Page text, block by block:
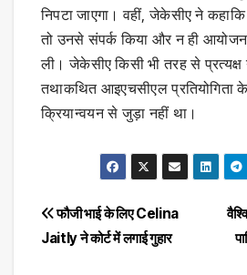
निपटा जाएगा। वहीं, जेकेसीए ने
तो उनसे संपर्क किया और न ही
ली। जेकेसीए किसी भी तरह से प्रत्यक्ष
तथाकथित आइएचसीएल प्रतियोगिता
क्रियान्वयन से जुड़ा नहीं था।
Post
navigation
फौजी भाई के लिए Celina
Jaitly ने कोर्ट में लगाई गुहार